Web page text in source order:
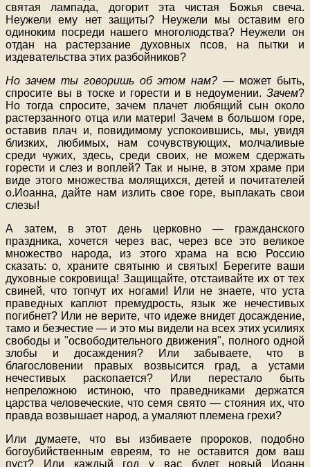
святая лампада, догорит эта чистая Божья свеча.
Неужели ему нет защиты? Неужели мы оставим его
одиноким посреди нашего многолюдства? Неужели он
отдан на растерзание духовных псов, на пытки и
издевательства этих разбойников?
Но зачем ты говоришь об этом нам? — может быть,
спросите вы в тоске и горести и в недоумении. Зачем?
Но тогда спросите, зачем плачет любящий сын около
растерзанного отца или матери! Зачем в большом горе,
оставив плач и, повидимому успокоившись, мы, увидя
близких, любимых, нам сочувствующих, молчаливые
среди чужих, здесь, среди своих, не можем сдержать
горести и слез и воплей? Так и ныне, в этом храме при
виде этого множества молящихся, детей и почитателей
о.Иоанна, дайте нам излить свое горе, выплакать свои
слезы!
А затем, в этот день церковно — гражданского
праздника, хочется через вас, через все это великое
множество народа, из этого храма на всю Россию
сказать: о, храните святыню и святых! Берегите ваши
духовные сокровища! Защищайте, отстаивайте их от тех
свиней, что топчут их ногами! Или не знаете, что уста
праведных каплют премудрость, язык же нечестивых
погибнет? Или не верите, что идеже внидет досаждение,
тамо и безчестие — и это мы видели на всех этих усилиях
свободы и "освободительного движения", полного одной
злобы и досаждения? Или забываете, что в
благословении правых возвысится град, а устами
нечестивых раскопается? Или перестало быть
непреложною истиною, что праведниками держатся
царства человеческие, что семя свято — стояния их, что
правда возвышает народ, а умаляют племена грехи?
Или думаете, что вы избиваете пророков, подобно
богоубийственным евреям, то не оставится дом ваш
пуст? Или каждый год у вас будет новый Иоанн